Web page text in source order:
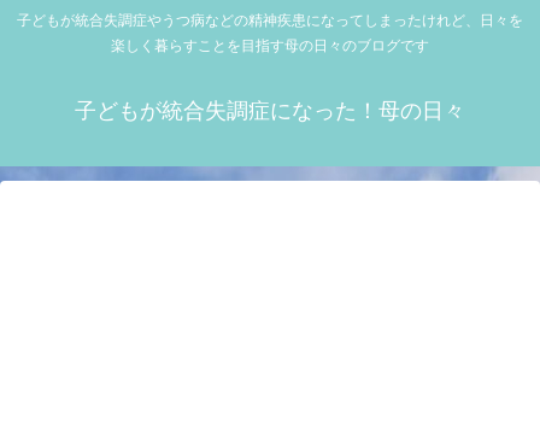
子どもが統合失調症やうつ病などの精神疾患になってしまったけれど、日々を
楽しく暮らすことを目指す母の日々のブログです
子どもが統合失調症になった！母の日々